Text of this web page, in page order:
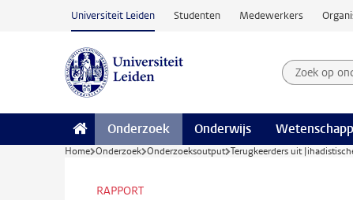
Ga naar hoofdinhoud
Universiteit Leiden Studenten Medewerkers
Zoek op
Zoekterm
Onderzoek Onderwijs
Home Onderzoek Onderzoeksoutput Terugkeerders uit
RAPPORT